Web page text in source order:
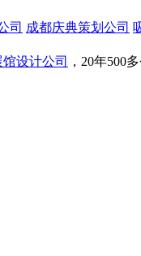
司 成都庆典策划公司
馆设计公司
，20年500